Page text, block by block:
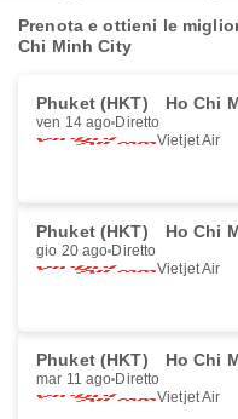
Prenota e ottieni le
Chi Minh City
Phuket (HKT) Ho Chi
ven 14 ago Diretto
Vietjet Air
Phuket (HKT) Ho Chi
gio 20 ago Diretto
Vietjet Air
Phuket (HKT) Ho Chi
mar 11 ago Diretto
Vietjet Air